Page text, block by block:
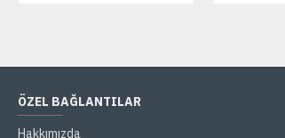
ÖZEL BAĞLANTILAR
Hakkımızda